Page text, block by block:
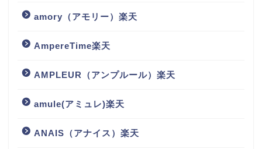
amory（アモリー）楽天
AmpereTime楽天
AMPLEUR（アンプルール）楽天
amule(アミュレ)楽天
ANAIS（アナイス）楽天